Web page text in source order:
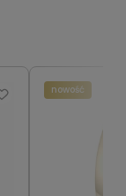
nowość